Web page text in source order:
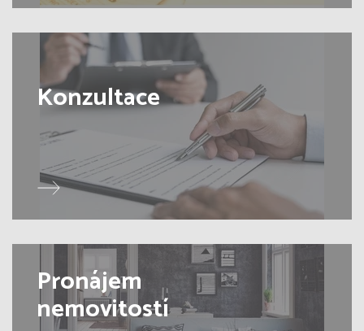
Konzultace
Pronájem
nemovitostí